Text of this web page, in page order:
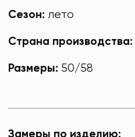
Сезон: лето
Страна производства:
Размеры: 50/58
Замеры по изделию: